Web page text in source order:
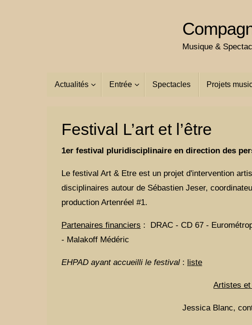
Musique &
Actualités Entrée Spectacles Projets
Festival L’art et l’être
1er festival pluridisciplinaire en direction des
Le festival Art & Etre est un projet d'intervention
disciplinaires autour de Sébastien Jeser,
production Artenréel #1.
Partenaires financiers : DRAC - CD 67 -
- Malakoff Médéric
EHPAD ayant accueilli le festival : liste
Artistes
Jessica Blanc,